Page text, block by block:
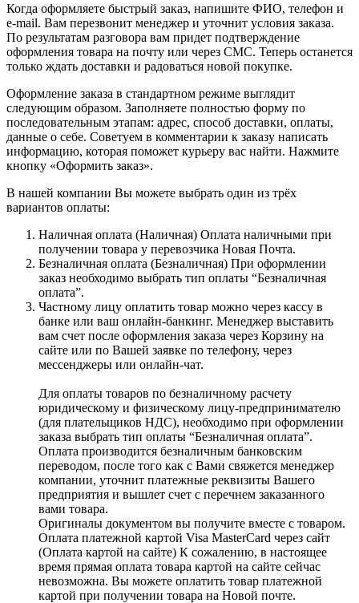
Когда оформляете быстрый заказ, напишите ФИО, телефон и
e-mail. Вам перезвонит менеджер и уточнит условия заказа.
По результатам разговора вам придет подтверждение
оформления товара на почту или через СМС. Теперь останется
только ждать доставки и радоваться новой покупке.
Оформление заказа в стандартном режиме выглядит
следующим образом. Заполняете полностью форму по
последовательным этапам: адрес, способ доставки, оплаты,
данные о себе. Советуем в комментарии к заказу написать
информацию, которая поможет курьеру вас найти. Нажмите
кнопку «Оформить заказ».
В нашей компании Вы можете выбрать один из трёх
вариантов оплаты:
Наличная оплата (Наличная) Оплата наличными при
получении товара у перевозчика Новая Почта.
Безналичная оплата (Безналичная) При оформлении
заказ необходимо выбрать тип оплаты “Безналичная
оплата”.
Частному лицу оплатить товар можно через кассу в
банке или ваш онлайн-банкинг. Менеджер выставить
вам счет после оформления заказа через Корзину на
сайте или по Вашей заявке по телефону, через
мессенджеры или онлайн-чат.
Для оплаты товаров по безналичному расчету
юридическому и физическому лицу-предпринимателю
(для плательщиков НДС), необходимо при оформлении
заказа выбрать тип оплаты “Безналичная оплата”.
Оплата производится безналичным банковским
переводом, после того как с Вами свяжется менеджер
компании, уточнит платежные реквизиты Вашего
предприятия и вышлет счет с перечнем заказанного
вами товара.
Оригиналы документом вы получите вместе с товаром.
Оплата платежной картой Visa MasterCard через сайт
(Оплата картой на сайте) К сожалению, в настоящее
время прямая оплата товара картой на сайте сейчас
невозможна. Вы можете оплатить товар платежной
картой при получении товара на Новой почте.